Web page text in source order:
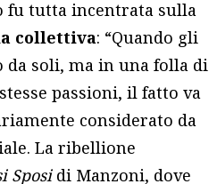
fu tutta incentrata sulla
collettiva: “Quando gli
soli, ma in una folla di
passioni, il fatto va
considerato da
La ribellione
Sposi di Manzoni, dove